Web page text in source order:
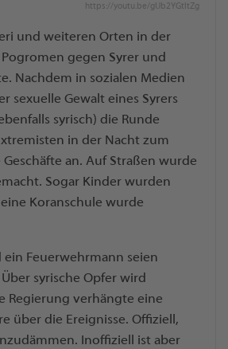
https://youtu.be/gUb2YGtltZg
und weiteren Orten in der
gegen Syrer und
Nachdem in sozialen Medien
sexuelle Gewalt eines Syrers
syrisch) die Runde
in der Nacht zum
an. Auf Straßen wurde
Sogar Kinder wurden
Koranschule wurde
ein Feuerwehrmann seien
syrische Opfer wird
Regierung verhängte eine
über die Ereignisse. Offiziell,
Inoffiziell ist aber